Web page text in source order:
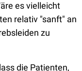
es vielleicht
relativ "sanft" an
zu
die Patienten,